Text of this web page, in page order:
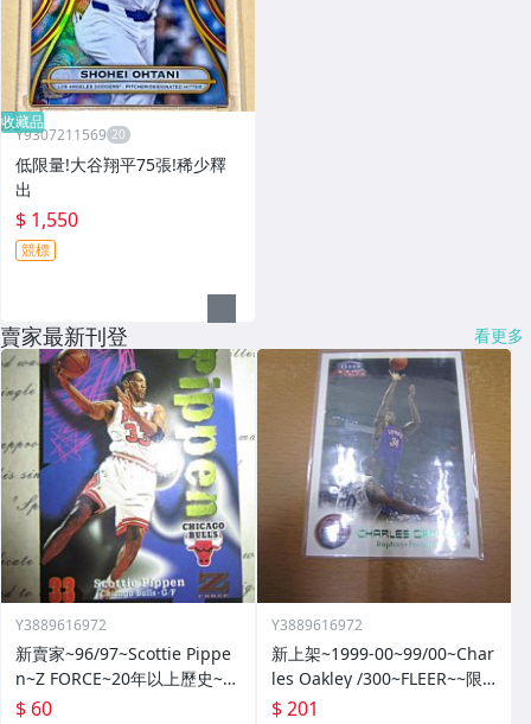
收藏品
Y9307211569
低限量!大谷翔平75張!稀少釋
出
$ 1,550
競標
賣家最新刊登 看更多
Y3889616972
新賣家~96/97~Scottie Pippe
n~Z FORCE~20年以上歷史~無
限量~
$ 60
Y3889616972
新上架~1999-00~99/00~Char
les Oakley /300~FLEER~~限
量/300~1060114-1
$ 201